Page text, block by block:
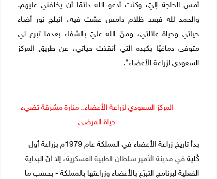
أمس الحاجة إليّ، وكنت أدعو الله دائمًا أن يخلفني عليهم.
والحمد لله فبعد ظلام دامس عشت فيه، انبلج نور أضاء
حياتي وحياة عائلتي، ومنّ الله عليّ بالشفاء بعدما تبرع لي
متوفى دماغيًا بكبده التي أنقذت حياتي، عن طريق المركز
السعودي لزراعة الأعضاء".
المركز السعودي لزراعة الأعضاء.. منارة مشرقة تضيء
حياة المرضى
بدأ تاريخ زراعة الأعضاء في المملكة عام 1979م بزراعة أول
كُلية في مدينة الأمير سلطان الطبية العسكرية، إلا أنّ البداية
الفعلية لبرنامج التبرّع بالأعضاء وزراعتها بالمملكة - بحسب ما